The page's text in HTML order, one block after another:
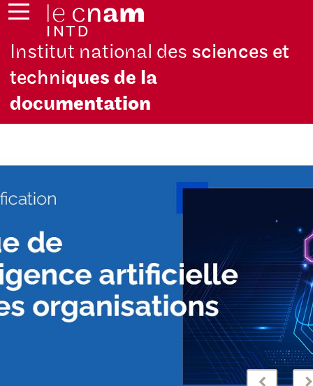
Institut national des sciences et
techniques de la
documentation